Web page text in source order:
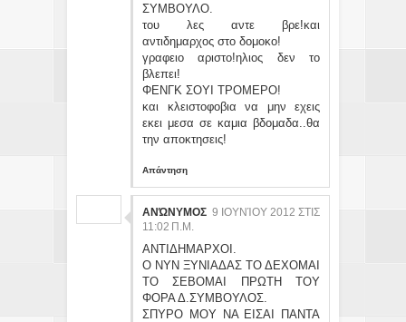
ΣΥΜΒΟΥΛΟ.
του λες αντε βρε!και
αντιδημαρχος στο δομοκο!
γραφειο αριστο!ηλιος δεν το
βλεπει!
ΦΕΝΓΚ ΣΟΥΙ ΤΡΟΜΕΡΟ!
και κλειστοφοβια να μην εχεις
εκει μεσα σε καμια βδομαδα..θα
την αποκτησεις!
Απάντηση
ΑΝΏΝΥΜΟΣ 9 ΙΟΥΝΊΟΥ 2012 ΣΤΙΣ
11:02 Π.Μ.
ΑΝΤΙΔΗΜΑΡΧΟΙ.
Ο ΝΥΝ ΞΥΝΙΑΔΑΣ ΤΟ ΔΕΧΟΜΑΙ
ΤΟ ΣΕΒΟΜΑΙ ΠΡΩΤΗ ΤΟΥ
ΦΟΡΑ Δ.ΣΥΜΒΟΥΛΟΣ.
ΣΠΥΡΟ ΜΟΥ ΝΑ ΕΙΣΑΙ ΠΑΝΤΑ